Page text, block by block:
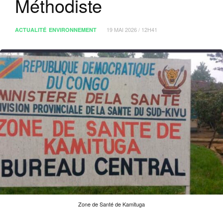
Méthodiste
ACTUALITÉ ENVIRONNEMENT 19 MAI 2026 / 12H41
Zone de Santé de Kamituga